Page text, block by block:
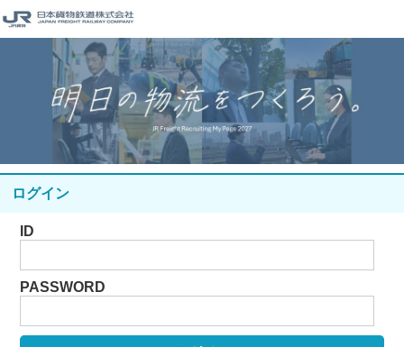
ログイン
ID
PASSWORD